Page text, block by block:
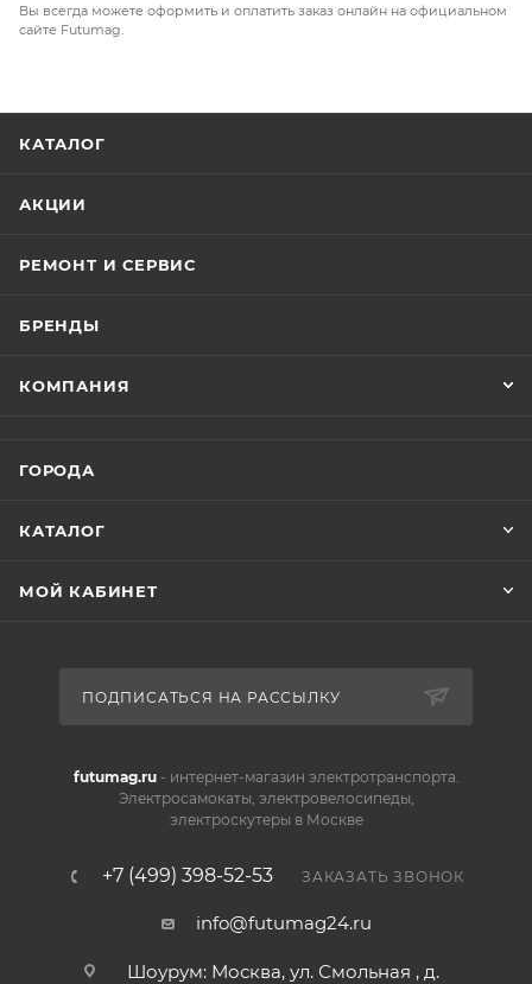
Вы всегда можете оформить и оплатить заказ онлайн на официальном
сайте Futumag.
КАТАЛОГ
АКЦИИ
РЕМОНТ И СЕРВИС
БРЕНДЫ
КОМПАНИЯ
ГОРОДА
КАТАЛОГ
МОЙ КАБИНЕТ
ПОДПИСАТЬСЯ НА РАССЫЛКУ
futumag.ru- интернет-магазин электротранспорта.
Электросамокаты, электровелосипеды,
электроскутеры в Москве
+7 (499) 398-52-53 ЗАКАЗАТЬ ЗВОНОК
info@futumag24.ru
Шоурум: Москва, ул. Смольная , д.